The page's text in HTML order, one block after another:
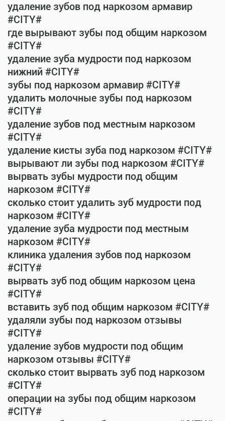
удаление зубов под наркозом армавир
#CITY#
где вырывают зубы под общим наркозом
#CITY#
удаление зуба мудрости под наркозом
нижний #CITY#
зубы под наркозом армавир #CITY#
удалить молочные зубы под наркозом
#CITY#
удаление зубов под местным наркозом
#CITY#
удаление кисты зуба под наркозом #CITY#
вырывают ли зубы под наркозом #CITY#
вырвать зубы мудрости под общим
наркозом #CITY#
сколько стоит удалить зуб мудрости под
наркозом #CITY#
удаление зуба мудрости под местным
наркозом #CITY#
клиника удаления зубов под наркозом
#CITY#
вырвать зуб под общим наркозом цена
#CITY#
вставить зуб под общим наркозом #CITY#
удаляли зубы под наркозом отзывы
#CITY#
удаление зубов мудрости под общим
наркозом отзывы #CITY#
сколько стоит вырвать зуб под наркозом
#CITY#
операции на зубы под общим наркозом
#CITY#